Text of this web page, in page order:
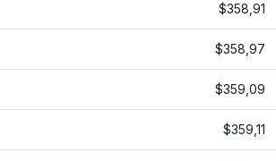
$358,91
$358,97
$359,09
$359,11